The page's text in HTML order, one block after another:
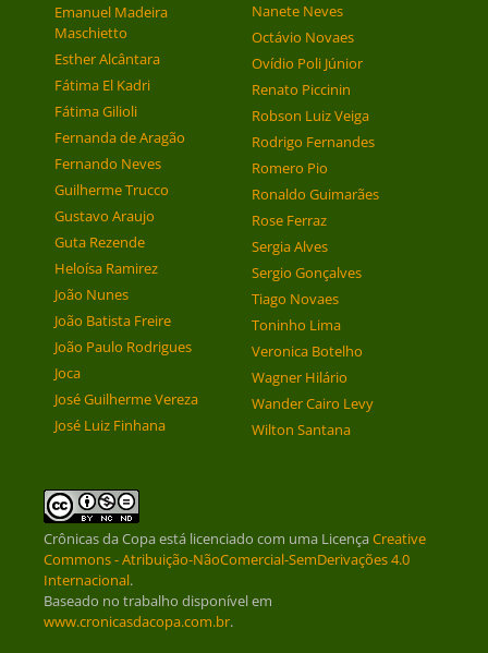
Emanuel Madeira
Maschietto
Esther Alcântara
Fátima El Kadri
Fátima Gilioli
Fernanda de Aragão
Fernando Neves
Guilherme Trucco
Gustavo Araujo
Guta Rezende
Heloísa Ramirez
João Nunes
João Batista Freire
João Paulo Rodrigues
Joca
José Guilherme Vereza
José Luiz Finhana
Nanete Neves
Octávio Novaes
Ovídio Poli Júnior
Renato Piccinin
Robson Luiz Veiga
Rodrigo Fernandes
Romero Pio
Ronaldo Guimarães
Rose Ferraz
Sergia Alves
Sergio Gonçalves
Tiago Novaes
Toninho Lima
Veronica Botelho
Wagner Hilário
Wander Cairo Levy
Wilton Santana
Crônicas da Copaestá licenciado com uma LicençaCreative
Commons - Atribuição-NãoComercial-SemDerivações 4.0
Internacional.
Baseado no trabalho disponível em
www.cronicasdacopa.com.br.